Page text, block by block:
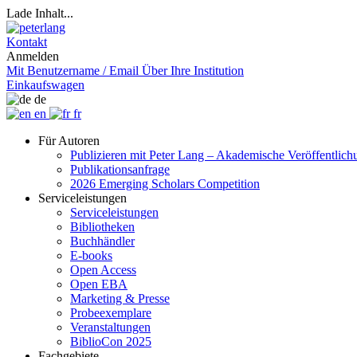
Lade Inhalt...
Kontakt
Anmelden
Mit Benutzername / Email Über Ihre Institution
Einkaufswagen
de
en
fr
Für Autoren
Publizieren mit Peter Lang – Akademische
Publikationsanfrage
2026 Emerging Scholars Competition
Serviceleistungen
Serviceleistungen
Bibliotheken
Buchhändler
E-books
Open Access
Open EBA
Marketing & Presse
Probeexemplare
Veranstaltungen
BiblioCon 2025